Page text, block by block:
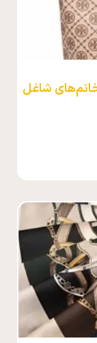
خانم‌های شاغل